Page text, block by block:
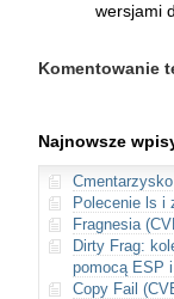
wersjami
Komentowanie
Najnowsze
Polecenie ls i
Fragnesia
Dirty Frag:
pomocą ESP
Copy Fail